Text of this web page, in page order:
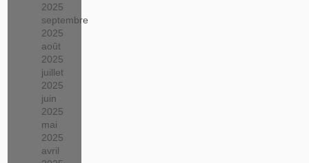
2025
septembre
2025
août
2025
juillet
2025
juin
2025
mai
2025
avril